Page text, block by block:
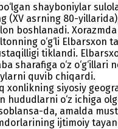
shayboniylar
(XV asrning 80-
boshlanadi.
o‘g‘li Elbarsxon
tiklandi.
sharafiga o‘z
quvib chiqardi.
xonlikning siyosiy
hududlarni o‘z ichiga
da, amalda
ijtimoiy